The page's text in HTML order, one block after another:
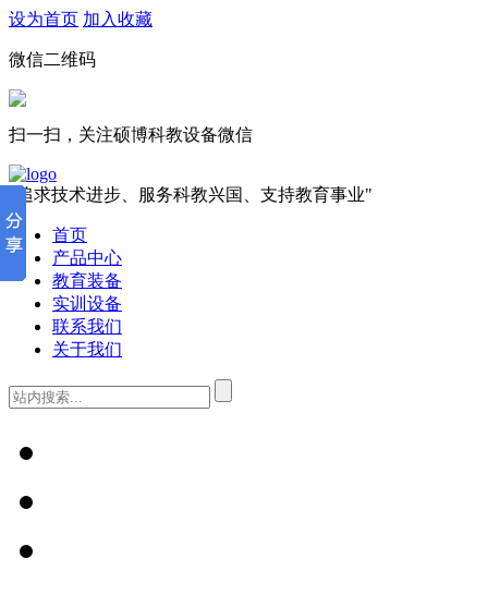
设为首页 加入收藏
微信二维码
扫一扫，关注硕博科教设备微信
"追求技术进步、服务科教兴国、支持教育事业"
首页
产品中心
教育装备
实训设备
联系我们
关于我们